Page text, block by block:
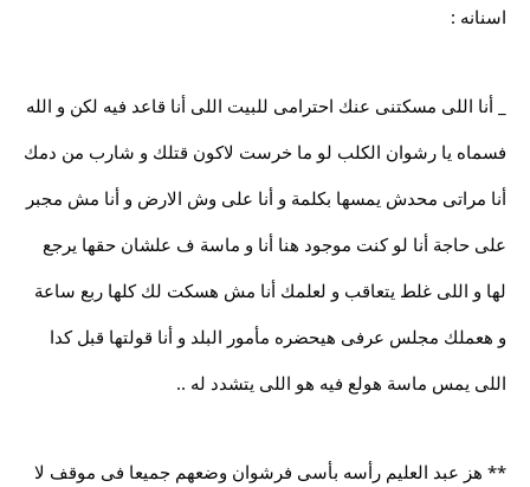
اسنانه :
_ أنا اللى مسكتنى عنك احترامى للبيت اللى أنا قاعد فيه لكن و الله
فسماه يا رشوان الكلب لو ما خرست لاكون قتلك و شارب من دمك
أنا مراتى محدش يمسها بكلمة و أنا على وش الارض و أنا مش مجبر
على حاجة أنا لو كنت موجود هنا أنا و ماسة ف علشان حقها يرجع
لها و اللى غلط يتعاقب و لعلمك أنا مش هسكت لك كلها ربع ساعة
و هعملك مجلس عرفى هيحضره مأمور البلد و أنا قولتها قبل كدا
اللى يمس ماسة هولع فيه هو اللى يتشدد له ..
** هز عبد العليم رأسه بأسى فرشوان وضعهم جميعا فى موقف لا